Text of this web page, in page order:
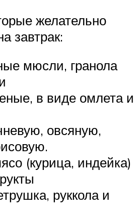
желательно
завтрак:
мюсли, гранола
в виде омлета и
овсяную,
(курица, индейка)
руккола и